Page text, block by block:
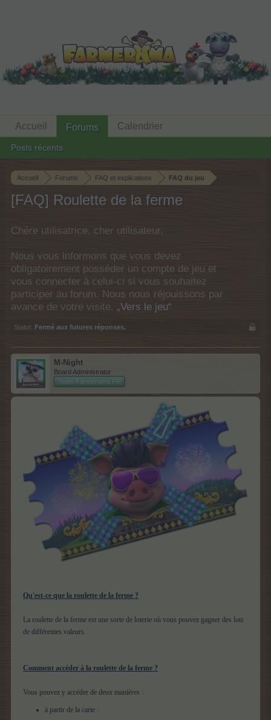
Accueil Forums FAQ et explications FAQ du jeu
[FAQ] Roulette de la ferme
Chère utilisatrice, cher utilisateur,
Nous vous informons que vous devez
obligatoirement posséder un compte de jeu et
vous connecter à celui-ci si vous souhaitez
participer au forum. Nous nous réjouissons par
avance de votre visite. „Vers le jeu“
Statut: Fermé aux futures réponses.
M-Night
Board Administrator
Team Farmerama FR
Qu'est-ce que la roulette de la ferme ?
La roulette de la ferme est une sorte de loterie où vous pouvez gagner des lots
de différentes valeurs.
Comment accéder à la roulette de la ferme ?
Vous pouvez y accéder de deux manières :
à partir de la carte :
Accueil Forums
Posts récents
Calendrier